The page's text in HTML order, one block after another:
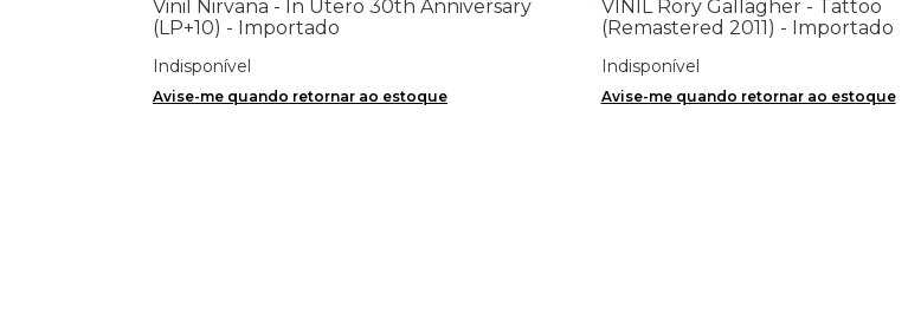
Vinil Nirvana - In Utero 30th Anniversary
(LP+10) - Importado
Indisponível
Avise-me quando retornar ao estoque
VINIL Rory Gallagher - Tattoo
(Remastered 2011) - Importado
Indisponível
Avise-me quando retornar ao estoque